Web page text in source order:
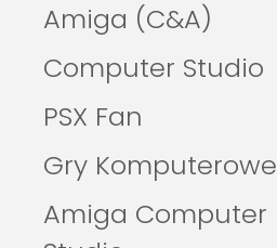
Amiga (C&A)
Computer Studio
PSX Fan
Gry Komputerowe
Amiga Computer